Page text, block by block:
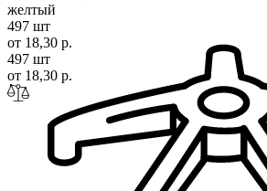
желтый
497 шт
от 18,30 р.
497 шт
от 18,30 р.